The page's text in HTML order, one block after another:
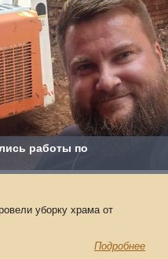
работы по
уборку храма от
Подробнее